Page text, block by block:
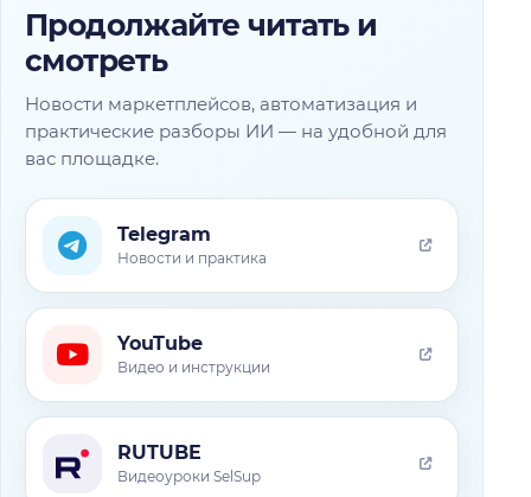
Продолжайте читать и
смотреть
Новости маркетплейсов, автоматизация и
практические разборы ИИ — на удобной для
вас площадке.
Telegram
Новости и практика
YouTube
Видео и инструкции
RUTUBE
Видеоуроки SelSup